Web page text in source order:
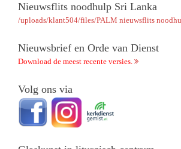
Nieuwsflits noodhulp Sri Lanka
/uploads/klant504/files/PALM nieuwsflits
Nieuwsbrief en Orde van Dienst
Download de meest recente versies.
Volg ons via